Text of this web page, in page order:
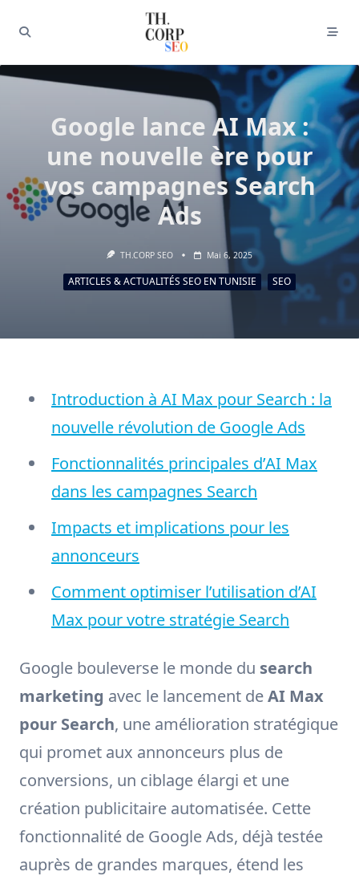
Google lance AI Max :
une nouvelle ère pour
vos campagnes Search
Ads
TH.CORP SEO Mai 6, 2025
ARTICLES & ACTUALITÉS SEO EN TUNISIE SEO
Introduction à AI Max pour Search : la
nouvelle révolution de Google Ads
Fonctionnalités principales d’AI Max
dans les campagnes Search
Impacts et implications pour les
annonceurs
Comment optimiser l’utilisation d’AI
Max pour votre stratégie Search
Google bouleverse le monde du search
marketing avec le lancement deAI Max
pour Search, une amélioration stratégique
qui promet aux annonceurs plus de
conversions, un ciblage élargi et une
création publicitaire automatisée. Cette
fonctionnalité de Google Ads, déjà testée
auprès de grandes marques, étend les